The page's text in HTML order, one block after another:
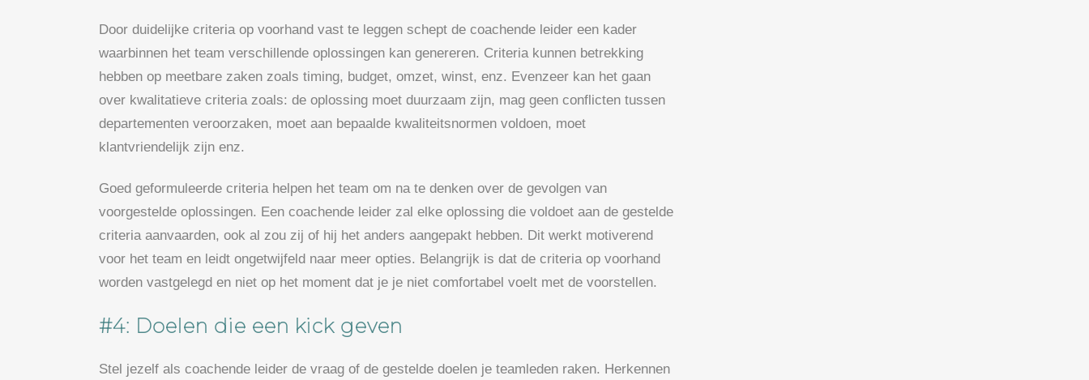
Door duidelijke criteria op voorhand vast te leggen schept de coachende leider een kader
waarbinnen het team verschillende oplossingen kan genereren. Criteria kunnen betrekking
hebben op meetbare zaken zoals timing, budget, omzet, winst, enz. Evenzeer kan het gaan
over kwalitatieve criteria zoals: de oplossing moet duurzaam zijn, mag geen conflicten tussen
departementen veroorzaken, moet aan bepaalde kwaliteitsnormen voldoen, moet
klantvriendelijk zijn enz.
Goed geformuleerde criteria helpen het team om na te denken over de gevolgen van
voorgestelde oplossingen. Een coachende leider zal elke oplossing die voldoet aan de gestelde
criteria aanvaarden, ook al zou zij of hij het anders aangepakt hebben. Dit werkt motiverend
voor het team en leidt ongetwijfeld naar meer opties. Belangrijk is dat de criteria op voorhand
worden vastgelegd en niet op het moment dat je je niet comfortabel voelt met de voorstellen.
#4: Doelen die een kick geven
Stel jezelf als coachende leider de vraag of de gestelde doelen je teamleden raken. Herkennen